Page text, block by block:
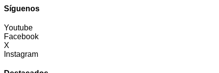
Síguenos
Youtube
Facebook
X
Instagram